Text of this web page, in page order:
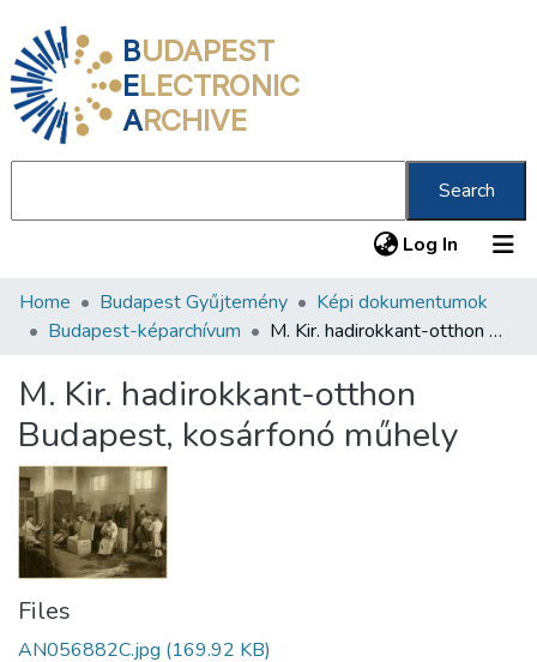
BUDAPEST
ELECTRONIC
ARCHIVE
Search
Log In (current)
Communities & Collections
Statistics
About us
Home Budapest Gyűjtemény
Képi dokumentumok
Budapest-képarchívum
M. Kir. hadirokkant-otthon Budapest, kosárfonó műhely
M. Kir. hadirokkant-otthon
Budapest, kosárfonó műhely
Files
AN056882C.jpg (169.92 KB)